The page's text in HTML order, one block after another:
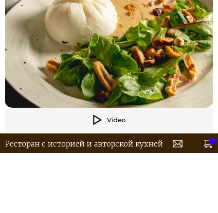
Video
Ресторан с историей и авторской кухней